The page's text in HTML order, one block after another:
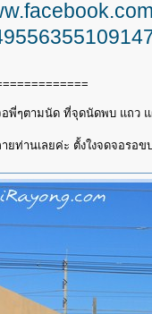
อพี่ๆตามนัด ที่จุดนัดพบ แถว
ยท่านเลยค่ะ ตั้งใงจดจอรอ